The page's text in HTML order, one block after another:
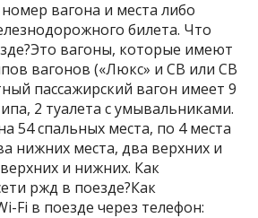
вагона и места либо
билета. Что
вагоны, которые имеют
вагонов («Люкс» и СВ или СВ
пассажирский вагон имеет 9
2 туалета с умывальниками.
54 спальных места, по 4 места
нижних места, два верхних и
и нижних. Как
ржд в поезде?Как
Fi в поезде через телефон: